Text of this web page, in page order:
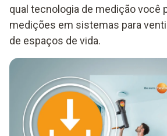
qual tecnologia de medição você
medições em sistemas para
de espaços de vida.